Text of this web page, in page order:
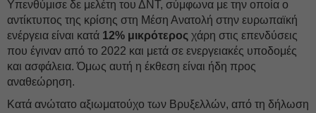
Υπενθύμισε δε μελέτη του ΔΝΤ, σύμφωνα με την οποία ο
αντίκτυπος της κρίσης στη Μέση Ανατολή στην ευρωπαϊκή
ενέργεια είναι κατά 12% μικρότερος χάρη στις επενδύσεις
που έγιναν από το 2022 και μετά σε ενεργειακές υποδομές
και ασφάλεια. Όμως αυτή η έκθεση είναι ήδη προς
αναθεώρηση.
Κατά ανώτατο αξιωματούχο των Βρυξελλών, από τη δήλωση